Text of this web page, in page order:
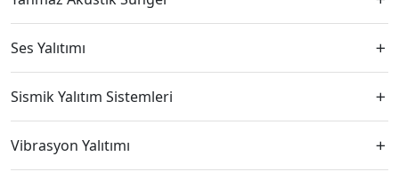
Ses Yalıtımı
Sismik Yalıtım Sistemleri
Vibrasyon Yalıtımı